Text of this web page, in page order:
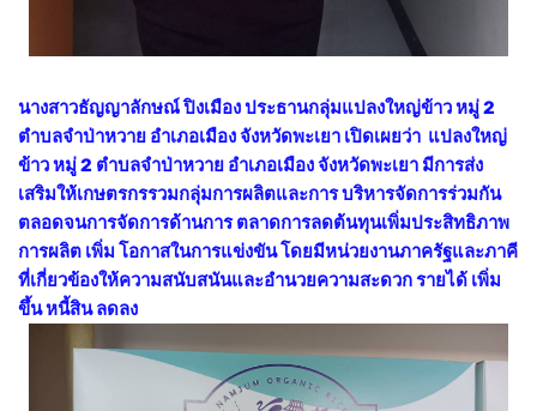
นางสาวธัญญาลักษณ์ ปิงเมือง ประธานกลุ่มแปลงใหญ่ข้าว หมู่ 2
ตำบลจำป่าหวาย อำเภอเมือง จังหวัดพะเยา เปิดเผยว่า แปลงใหญ่
ข้าว หมู่ 2 ตำบลจำป่าหวาย อำเภอเมือง จังหวัดพะเยา มีการส่ง
เสริมให้เกษตรกรรวมกลุ่มการผลิตและการ บริหารจัดการร่วมกัน
ตลอดจนการจัดการด้านการ ตลาดการลดต้นทุนเพิ่มประสิทธิภาพ
การผลิต เพิ่ม โอกาสในการแข่งขัน โดยมีหน่วยงานภาครัฐและภาคี
ที่เกี่ยวข้องให้ความสนับสนันและอำนวยความสะดวก รายได้ เพิ่ม
ขึ้น หนี้สิน ลดลง